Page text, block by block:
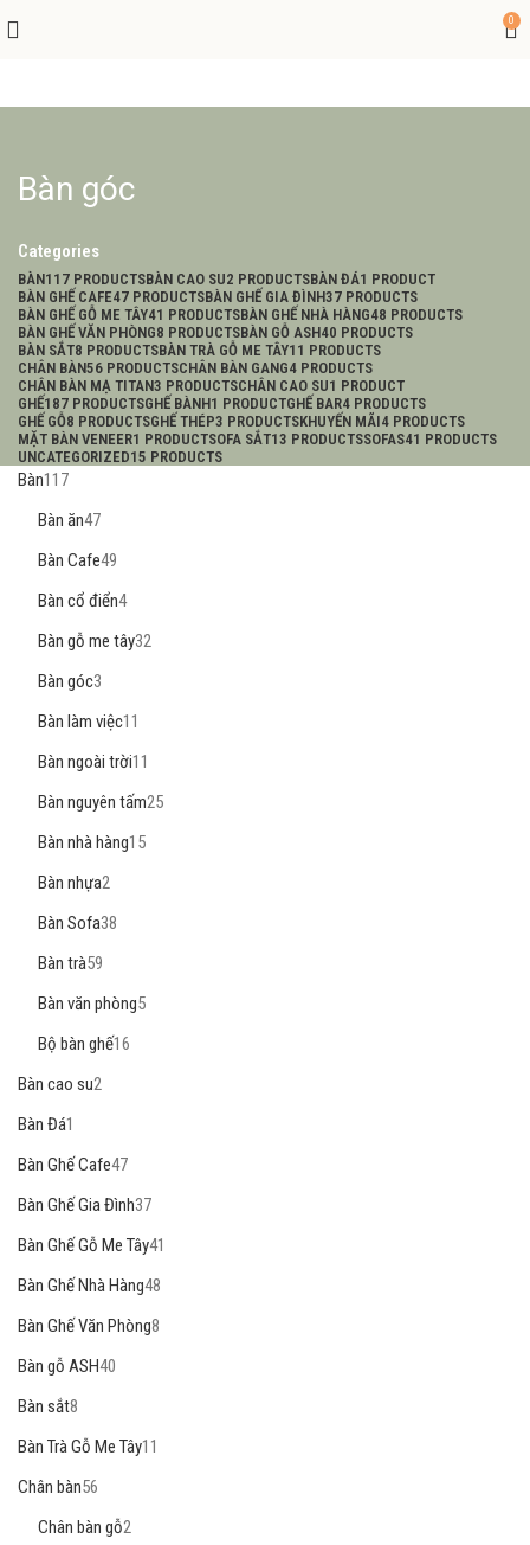
0
Bàn góc
Categories
BÀN117 PRODUCTSBÀN CAO SU2 PRODUCTSBÀN ĐÁ1 PRODUCT
BÀN GHẾ CAFE47 PRODUCTSBÀN GHẾ GIA ĐÌNH37 PRODUCTS
BÀN GHẾ GỖ ME TÂY41 PRODUCTSBÀN GHẾ NHÀ HÀNG48 PRODUCTS
BÀN GHẾ VĂN PHÒNG8 PRODUCTSBÀN GỖ ASH40 PRODUCTS
BÀN SẮT8 PRODUCTSBÀN TRÀ GỖ ME TÂY11 PRODUCTS
CHÂN BÀN56 PRODUCTSCHÂN BÀN GANG4 PRODUCTS
CHÂN BÀN MẠ TITAN3 PRODUCTSCHÂN CAO SU1 PRODUCT
GHẾ187 PRODUCTSGHẾ BÀNH1 PRODUCTGHẾ BAR4 PRODUCTS
GHẾ GỖ8 PRODUCTSGHẾ THÉP3 PRODUCTSKHUYẾN MÃI4 PRODUCTS
MẶT BÀN VENEER1 PRODUCTSOFA SẮT13 PRODUCTSSOFAS41 PRODUCTS
UNCATEGORIZED15 PRODUCTS
Bàn117
Bàn ăn47
Bàn Cafe49
Bàn cổ điển4
Bàn gỗ me tây32
Bàn góc3
Bàn làm việc11
Bàn ngoài trời11
Bàn nguyên tấm25
Bàn nhà hàng15
Bàn nhựa2
Bàn Sofa38
Bàn trà59
Bàn văn phòng5
Bộ bàn ghế16
Bàn cao su2
Bàn Đá1
Bàn Ghế Cafe47
Bàn Ghế Gia Đình37
Bàn Ghế Gỗ Me Tây41
Bàn Ghế Nhà Hàng48
Bàn Ghế Văn Phòng8
Bàn gỗ ASH40
Bàn sắt8
Bàn Trà Gỗ Me Tây11
Chân bàn56
Chân bàn gỗ2